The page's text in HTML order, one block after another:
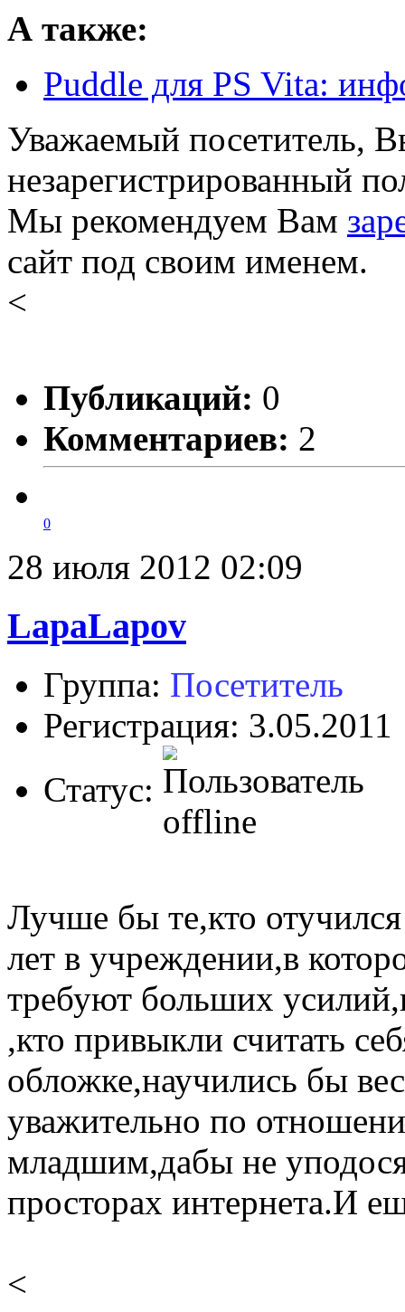
А также:
Puddle для PS Vita:
Уважаемый посетитель,
незарегистрированный
Мы рекомендуем Вам
сайт под своим именем.
<
Публикаций: 0
Комментариев: 2
0
28 июля 2012 02:09
LapaLapov
Группа: Посетитель
Регистрация: 3.05.2011
Статус:
Лучше бы те,кто
лет в учреждении,в
требуют больших
,кто привыкли считать
обложке,научились бы
уважительно по
младшим,дабы не
просторах интернета.И
<